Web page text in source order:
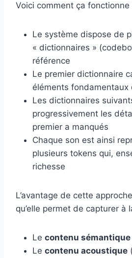
Voici comment ça fonctionne
Le système dispose de
« dictionnaires »
référence
Le premier dictionnaire
éléments fondamentaux
Les dictionnaires
progressivement les
premier a manqués
Chaque son est ainsi
plusieurs tokens qui,
richesse
L’avantage de cette
qu’elle permet de capturer à
Le contenu sémantique
Le contenu acoustique